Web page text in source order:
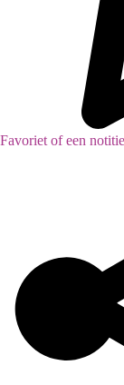
Favoriet of een